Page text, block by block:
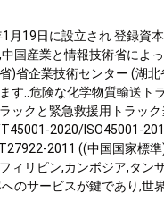
月19日に設立され 登録資
国産業と情報技術省によ
)省企業技術センター (湖
す..危険な化学物質輸送ト
ックと緊急救援用トラッ
2020/ISO45001-
2011 ((中国国家標
ィリピン,カンボジア,タン
のサービスが鍵であり,世